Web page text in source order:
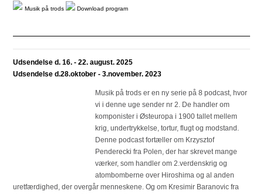
Musik på trods Download program
Udsendelse d. 16. - 22. august. 2025
Udsendelse d.28.oktober - 3.november. 2023
Musik på trods er en ny serie på 8 podcast, hvor
vi i denne uge sender nr 2. De handler om
komponister i Østeuropa i 1900 tallet mellem
krig, undertrykkelse, tortur, flugt og modstand.
Denne podcast fortæller om Krzysztof
Penderecki fra Polen, der har skrevet mange
værker, som handler om 2.verdenskrig og
atombomberne over Hiroshima og al anden
uretfærdighed, der overgår menneskene. Og om Kresimir Baranovic fra